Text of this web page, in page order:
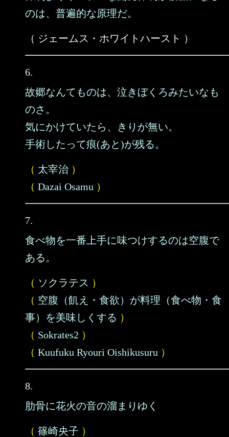
のは、普遍的な原理だ。
（ ジェームス・ホワイトハースト ）
6.
故郷なんてものは、泣きぼくろみたいなも
のさ。
気にかけていたら、きりが無い。
手術したって痕(あと)が残る。
（ 太宰治 ）
（ Dazai Osamu ）
7.
食べ物を一番上手に味つけするのは空腹で
ある。
（ ソクラテス ）
（ 空腹（飢え・食欲）が料理（食べ物・食
事）を美味しくする ）
（ Sokrates2 ）
（ Kuufuku Ryouri Oishikusuru ）
8.
肋骨に花火の音の溜まりゆく
（ 篠崎央子 ）